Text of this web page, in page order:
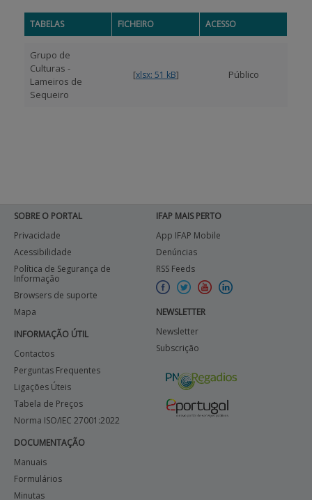
TABELAS FICHEIRO ACESSO
Grupo de
Culturas -
Lameiros de
Sequeiro
[xlsx: 51 kB] Público
SOBRE O PORTAL
Privacidade
Acessibilidade
Política de Segurança de
Informação
Browsers de suporte
Mapa
INFORMAÇÃO ÚTIL
Contactos
Perguntas Frequentes
Ligações Úteis
Tabela de Preços
Norma ISO/IEC 27001:2022
DOCUMENTAÇÃO
Manuais
Formulários
Minutas
IFAP MAIS PERTO
App IFAP Mobile
Denúncias
RSS Feeds
NEWSLETTER
Newsletter
Subscrição